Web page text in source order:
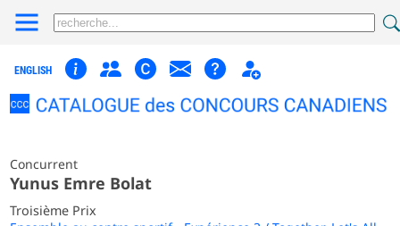
ENGLISH
Concurrent
Yunus Emre Bolat
Troisième Prix